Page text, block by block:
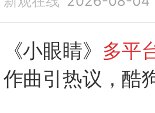
《小眼睛》 多平
作曲引热议，酷